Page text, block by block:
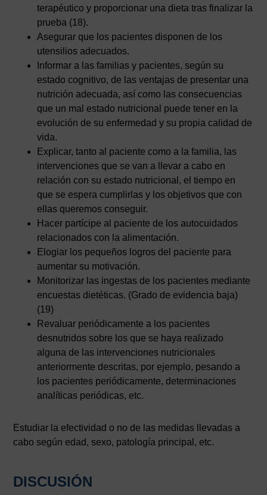
terapéutico y proporcionar una dieta tras finalizar la
prueba (18).
Asegurar que los pacientes disponen de los
utensilios adecuados.
Informar a las familias y pacientes, según su
estado cognitivo, de las ventajas de presentar una
nutrición adecuada, así como las consecuencias
que un mal estado nutricional puede tener en la
evolución de su enfermedad y su propia calidad de
vida.
Explicar, tanto al paciente como a la familia, las
intervenciones que se van a llevar a cabo en
relación con su estado nutricional, el tiempo en
que se espera cumplirlas y los objetivos que con
ellas queremos conseguir.
Hacer partícipe al paciente de los autocuidados
relacionados con la alimentación.
Elogiar los pequeños logros del paciente para
aumentar su motivación.
Monitorizar las ingestas de los pacientes mediante
encuestas dietéticas. (Grado de evidencia baja)
(19)
Revaluar periódicamente a los pacientes
desnutridos sobre los que se haya realizado
alguna de las intervenciones nutricionales
anteriormente descritas, por ejemplo, pesando a
los pacientes periódicamente, determinaciones
analíticas periódicas, etc.
Estudiar la efectividad o no de las medidas llevadas a
cabo según edad, sexo, patología principal, etc.
DISCUSIÓN